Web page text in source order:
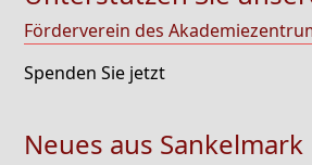
Förderverein des
Spenden Sie jetzt
Neues aus Sankelmark